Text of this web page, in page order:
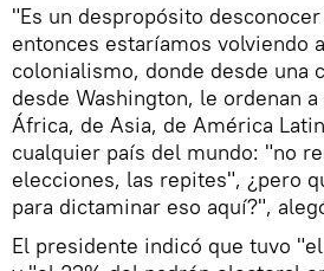
"Es un despropósito
entonces estaríamos volviendo
colonialismo, donde desde una
desde Washington, le ordenan
África, de Asia, de América
cualquier país del mundo: "no
elecciones, las repites", ¿pero
para dictaminar eso aquí?",
El presidente indicó que tuvo